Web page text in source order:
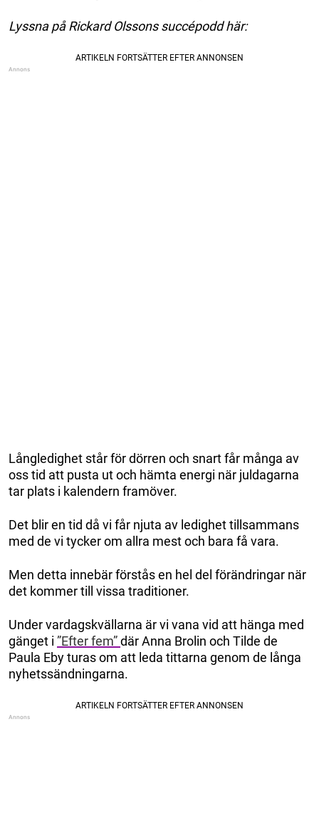
Lyssna på Rickard Olssons succépodd här:
Långledighet står för dörren och snart får många av
oss tid att pusta ut och hämta energi när juldagarna
tar plats i kalendern framöver.
Det blir en tid då vi får njuta av ledighet tillsammans
med de vi tycker om allra mest och bara få vara.
Men detta innebär förstås en hel del förändringar när
det kommer till vissa traditioner.
Under vardagskvällarna är vi vana vid att hänga med
gänget i ”Efter fem”där Anna Brolin och Tilde de
Paula Eby turas om att leda tittarna genom de långa
nyhetssändningarna.